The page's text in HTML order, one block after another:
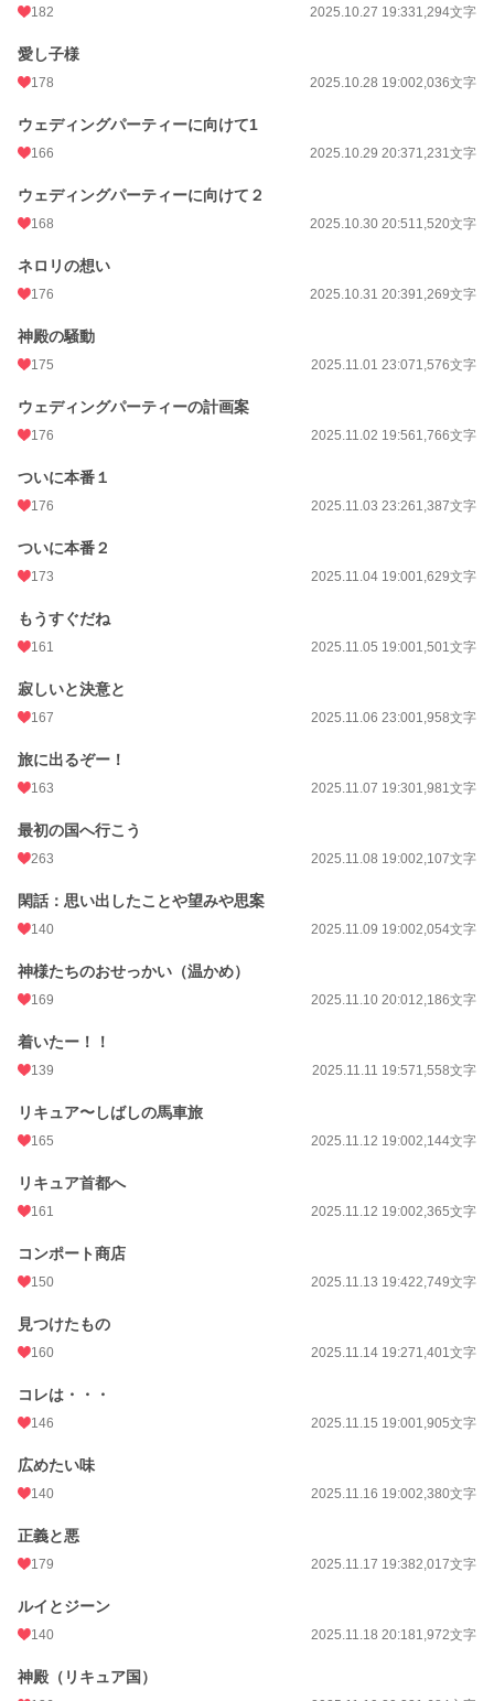
182 2025.10.27 19:331,294文字
愛し子様
178 2025.10.28 19:002,036文字
ウェディングパーティーに向けて1
166 2025.10.29 20:371,231文字
ウェディングパーティーに向けて２
168 2025.10.30 20:511,520文字
ネロリの想い
176 2025.10.31 20:391,269文字
神殿の騒動
175 2025.11.01 23:071,576文字
ウェディングパーティーの計画案
176 2025.11.02 19:561,766文字
ついに本番１
176 2025.11.03 23:261,387文字
ついに本番２
173 2025.11.04 19:001,629文字
もうすぐだね
161 2025.11.05 19:001,501文字
寂しいと決意と
167 2025.11.06 23:001,958文字
旅に出るぞー！
163 2025.11.07 19:301,981文字
最初の国へ行こう
263 2025.11.08 19:002,107文字
閑話：思い出したことや望みや思案
140 2025.11.09 19:002,054文字
神様たちのおせっかい（温かめ）
169 2025.11.10 20:012,186文字
着いたー！！
139 2025.11.11 19:571,558文字
リキュア〜しばしの馬車旅
165 2025.11.12 19:002,144文字
リキュア首都へ
161 2025.11.12 19:002,365文字
コンポート商店
150 2025.11.13 19:422,749文字
見つけたもの
160 2025.11.14 19:271,401文字
コレは・・・
146 2025.11.15 19:001,905文字
広めたい味
140 2025.11.16 19:002,380文字
正義と悪
179 2025.11.17 19:382,017文字
ルイとジーン
140 2025.11.18 20:181,972文字
神殿（リキュア国）